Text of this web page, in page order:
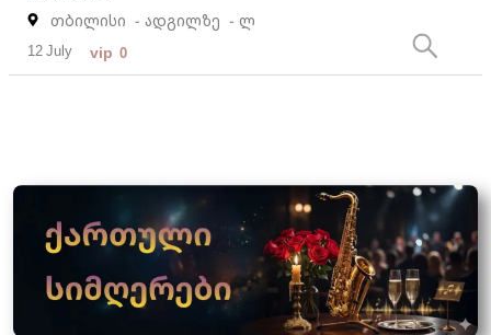
თბილისი - ადგილზე - ლ
12 July vip 0